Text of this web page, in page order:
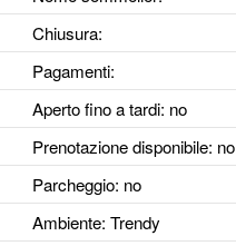
Chiusura:
Pagamenti:
Aperto fino a tardi: no
Prenotazione disponibile: no
Parcheggio: no
Ambiente: Trendy